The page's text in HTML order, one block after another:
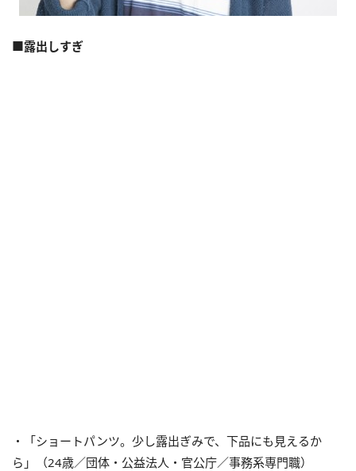
■露出しすぎ
・「ショートパンツ。少し露出ぎみで、下品にも見えるか
ら」（24歳／団体・公益法人・官公庁／事務系専門職）